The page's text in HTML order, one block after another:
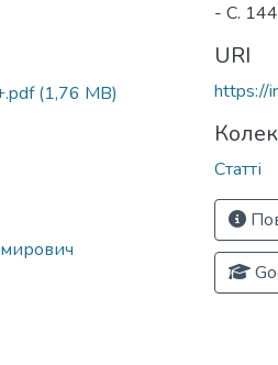
(1,76 MB)
- С.
URI
https://
Статті